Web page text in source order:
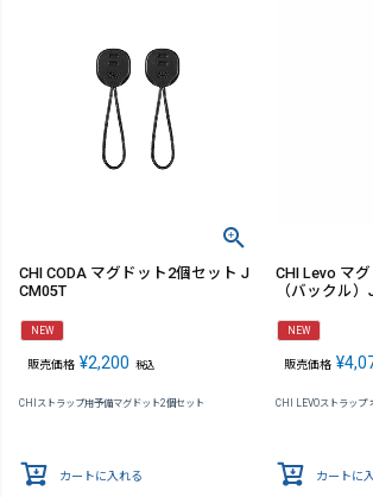
CHI CODA マグドット2個セット J
CM05T
NEW
販売価格 ¥2,200 税込
CHIストラップ用予備マグドット2個セット
カートに入れる
CHI Levo マ
（バックル
NEW
販売価格 ¥
CHI LEVOストラップ
カートに